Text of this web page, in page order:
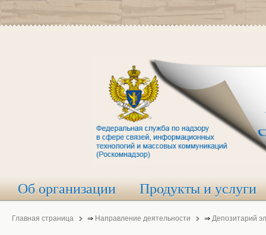
Об организации Продукты и услуги
Главная страница ⇒ Направление деятельности ⇒ Депозитарий